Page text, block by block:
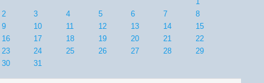
2
3 4 5 6 7
8
9
10 11 12 13 14
15
16
17 18 19 20 21
22
23
24 25 26 27 28
29
30
31